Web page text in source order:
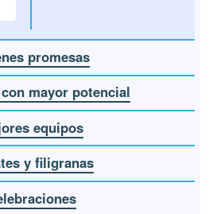
promesas
mayor potencial
equipos
y filigranas